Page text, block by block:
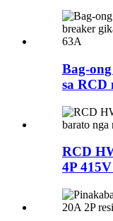
Bag-
sa RCD
RCD
4P